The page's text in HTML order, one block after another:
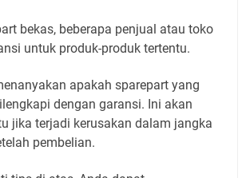
bekas, beberapa penjual atau toko
untuk produk-produk tertentu.
apakah sparepart yang
dengan garansi. Ini akan
jika terjadi kerusakan dalam jangka
pembelian.